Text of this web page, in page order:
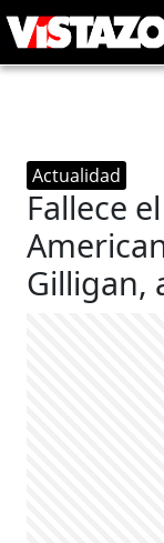
Actualidad
Fallece
Gilligan,